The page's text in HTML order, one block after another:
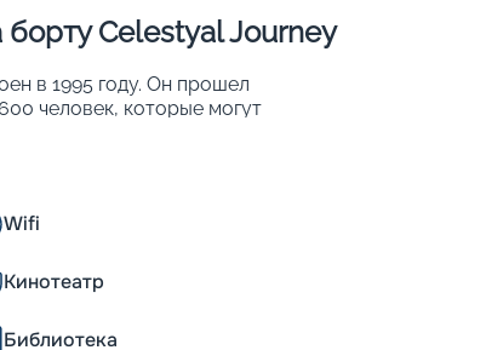
Celestyal Journey
в 1995 году. Он прошел
человек, которые могут
главных преимуществ является
пользования. После
условия для
курсирует в Греции и Восточном
Wifi
Кинотеатр
Библиотека